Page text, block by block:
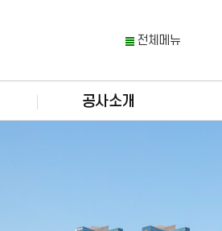
전체메뉴
공사소개